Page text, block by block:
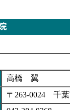
高橋 翼
〒263-0024 千